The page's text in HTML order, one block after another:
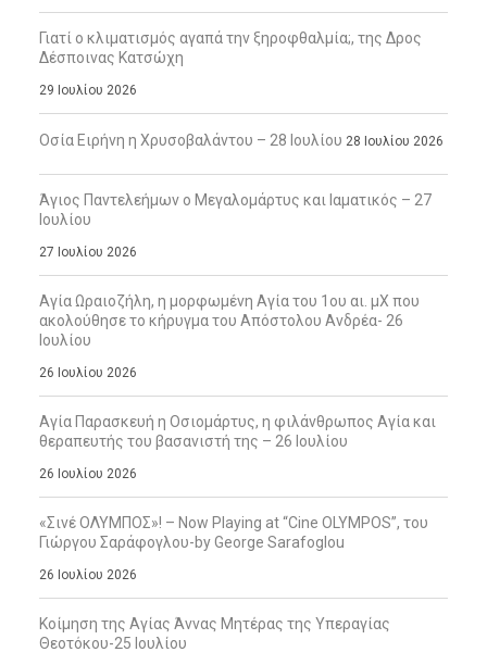
Γιατί ο κλιματισμός αγαπά την ξηροφθαλμία;, της Δρος
Δέσποινας Κατσώχη
29 Ιουλίου 2026
Οσία Ειρήνη η Χρυσοβαλάντου – 28 Ιουλίου 28 Ιουλίου 2026
Άγιος Παντελεήμων ο Μεγαλομάρτυς και Ιαματικός – 27
Ιουλίου
27 Ιουλίου 2026
Αγία Ωραιοζήλη, η μορφωμένη Αγία του 1ου αι. μΧ που
ακολούθησε το κήρυγμα του Απόστολου Ανδρέα- 26
Ιουλίου
26 Ιουλίου 2026
Αγία Παρασκευή η Οσιομάρτυς, η φιλάνθρωπος Αγία και
θεραπευτής του βασανιστή της – 26 Ιουλίου
26 Ιουλίου 2026
«Σινέ ΟΛΥΜΠΟΣ»! – Now Playing at “Cine OLYMPOS”, του
Γιώργου Σαράφογλου-by George Sarafoglou
26 Ιουλίου 2026
Κοίμηση της Αγίας Άννας Μητέρας της Υπεραγίας
Θεοτόκου-25 Ιουλίου